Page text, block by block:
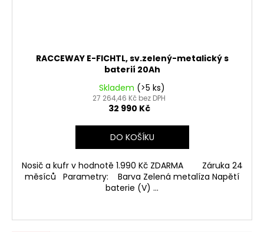
RACCEWAY E-FICHTL, sv.zelený-metalický s
baterií 20Ah
Skladem (>5 ks)
27 264,46 Kč bez DPH
32 990 Kč
DO KOŠÍKU
Nosič a kufr v hodnotě 1.990 Kč ZDARMA Záruka 24
měsíců Parametry: Barva Zelená metalíza Napětí
baterie (V) ...